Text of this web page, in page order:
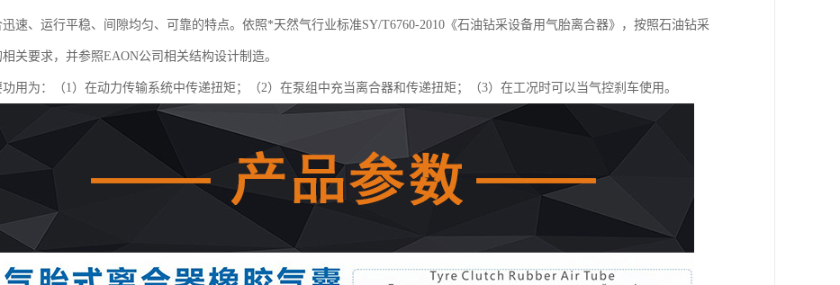
速、运行平稳、间隙均匀、可靠的特点。依照*天然气行业标准SY/T6760-2010《石油钻采设备用气胎离合器》，按照石油钻采
关要求，并参照EAON公司相关结构设计制造。
用为：（1）在动力传输系统中传递扭矩；（2）在泵组中充当离合器和传递扭矩；（3）在工况时可以当气控刹车使用。